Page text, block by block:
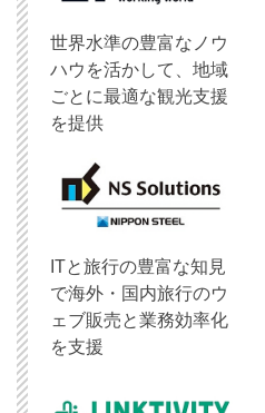
世界水準の豊富なノウ
ハウを活かして、地域
ごとに最適な観光支援
を提供
ITと旅行の豊富な知見
で海外・国内旅行のウ
ェブ販売と業務効率化
を支援